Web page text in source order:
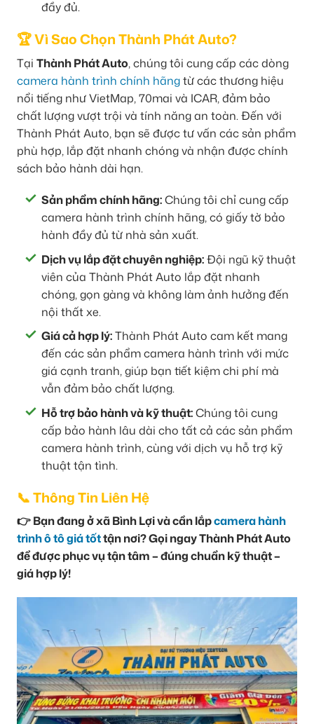
đầy đủ.
🏆 Vì Sao Chọn Thành Phát Auto?
Tại Thành Phát Auto, chúng tôi cung cấp các dòng
camera hành trình chính hãngtừ các thương hiệu
nổi tiếng như VietMap, 70mai và ICAR, đảm bảo
chất lượng vượt trội và tính năng an toàn. Đến với
Thành Phát Auto, bạn sẽ được tư vấn các sản phẩm
phù hợp, lắp đặt nhanh chóng và nhận được chính
sách bảo hành dài hạn.
Sản phẩm chính hãng:Chúng tôi chỉ cung cấp
camera hành trình chính hãng, có giấy tờ bảo
hành đầy đủ từ nhà sản xuất.
Dịch vụ lắp đặt chuyên nghiệp:Đội ngũ kỹ thuật
viên của Thành Phát Auto lắp đặt nhanh
chóng, gọn gàng và không làm ảnh hưởng đến
nội thất xe.
Giá cả hợp lý:Thành Phát Auto cam kết mang
đến các sản phẩm camera hành trình với mức
giá cạnh tranh, giúp bạn tiết kiệm chi phí mà
vẫn đảm bảo chất lượng.
Hỗ trợ bảo hành và kỹ thuật:Chúng tôi cung
cấp bảo hành lâu dài cho tất cả các sản phẩm
camera hành trình, cùng với dịch vụ hỗ trợ kỹ
thuật tận tình.
📞 Thông Tin Liên Hệ
👉 Bạn đang ở xã Bình Lợi và cần lắpcamera hành
trình ô tô giá tốttận nơi? Gọi ngay Thành Phát Auto
để được phục vụ tận tâm – đúng chuẩn kỹ thuật –
giá hợp lý!